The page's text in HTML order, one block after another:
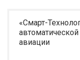
«Смарт-
авиации